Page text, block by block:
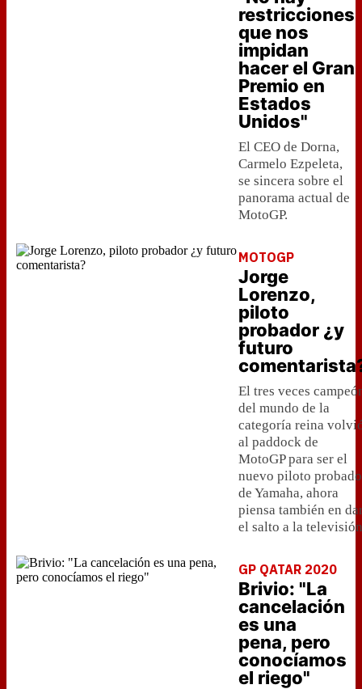
restricciones
que nos
impidan
hacer el Gran
Premio en
Estados
Unidos"
El CEO de Dorna,
Carmelo Ezpeleta,
se sincera sobre el
panorama actual de
MotoGP.
MOTOGP
Jorge
Lorenzo,
piloto
probador ¿y
futuro
El tres veces
del mundo de la
categoría reina
al paddock de
MotoGP para ser el
nuevo piloto
de Yamaha, ahora
piensa también en
el salto a la televisión
GP QATAR 2020
Brivio: "La
cancelación
es una
pena, pero
conocíamos
el riego"